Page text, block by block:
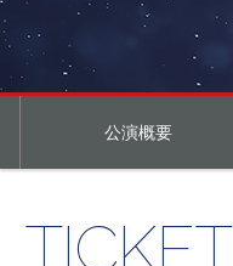
公演概要
TICKET